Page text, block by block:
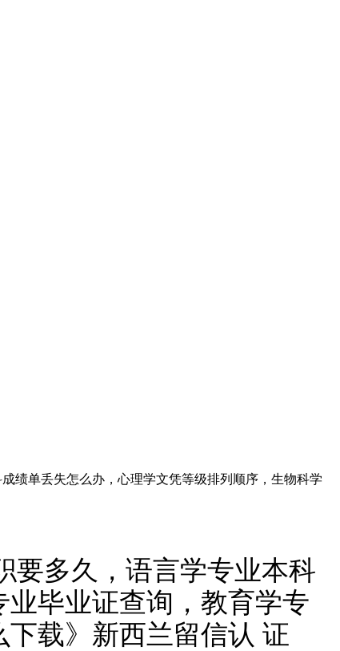
绩单丢失怎么办，心理学文凭等级排列顺序，生物科学
要多久，语言学专业本科
毕业证查询，教育学专
载》新西兰留信认 证